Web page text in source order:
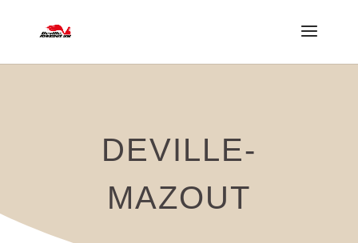
DEVILLE-
MAZOUT